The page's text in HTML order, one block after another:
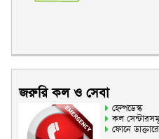
জরুরি কল ও সেবা
হেল্পডেস্ক
কল
ফোনে